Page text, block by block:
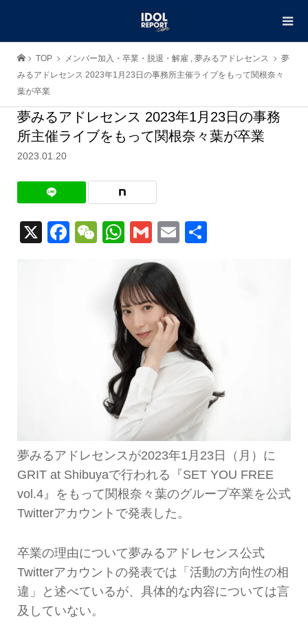
TOP メンバー加入・卒業・脱退・解雇 , 夢みるアドレセンス
夢
みるアドレセンス 2023年1月23日の事務所主催ライブをもって関根奈々
葉が卒業
夢みるアドレセンス 2023年1月23日の事務
所主催ライブをもって関根奈々葉が卒業
2023.01.20
X Facebook
WeChat
WhatsApp
GmailEmail
夢みるアドレセンスが2023年1月23日（月）に
GRIT at Shibuyaで行われる『SET YOU FREE
vol.4』をもって関根奈々葉のグループ卒業を公式
Twitterアカウントで発表した。
卒業の理由について夢みるアドレセンス公式
Twitterアカウントの発表では「活動の方向性の相
違」と述べているが、具体的な内容については言
及していない。